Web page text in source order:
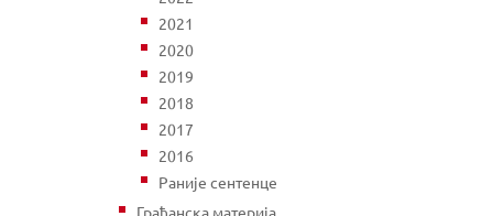
2021
2020
2019
2018
2017
2016
Раније сентенце
Грађанска материја